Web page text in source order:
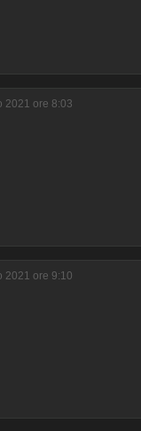
2021 ore 8:03
2021 ore 9:10